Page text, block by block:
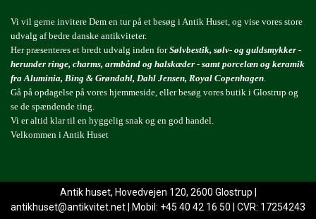
Vi vil gerne invitere Dem en tur på et besøg i Antik Huset, og vise vores store
udvalg af bedre danske antikviteter.
Her præsenteres et bredt udvalg inden forSølvbestik, sølv- og guldsmykker -
herunder ringe, charms, armbånd og halskæder - samt porcelæn og keramik
fra Aluminia, Bing & Grøndahl, Dahl Jensen, Royal Copenhagen
Gå på opdagelse på vores hjemmeside, eller besøg vores butik i Glostrup og
se de spændende ting.
Vi er altid klar til en hyggelig snak og en god handel.
Velkommen i Antik Huset
Antik huset, Hovedvejen 120, 2600 Glostrup |
antikhuset@antikvitet.net| Mobil: +45 40 42 16 50 | CVR: 17254243